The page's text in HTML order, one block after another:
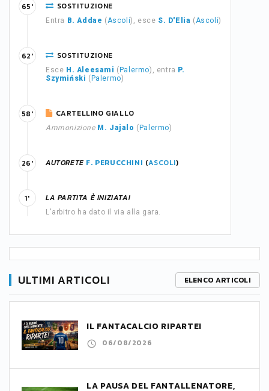
SOSTITUZIONE
Entra B. Addae (Ascoli), esce S. D'Elia (Ascoli)
65'
SOSTITUZIONE
Esce H. Aleesami ( Palermo), entra P.
Szymiński ( Palermo)
62'
CARTELLINO GIALLO
Ammonizione M. Jajalo ( Palermo)
58'
AUTORETE F. PERUCCHINI (ASCOLI)
26'
LA PARTITA È INIZIATA!
L'arbitro ha dato il via alla gara.
1'
ULTIMI ARTICOLI ELENCO ARTICOLI
IL FANTACALCIO RIPARTE!
06/08/2026
LA PAUSA DEL FANTALLENATORE,